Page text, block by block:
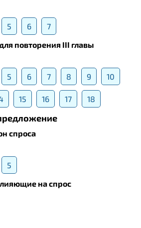
5 6
7
повторения III главы
5 6 7 8 9 10
15 16 17 18
спроса
5
на спрос